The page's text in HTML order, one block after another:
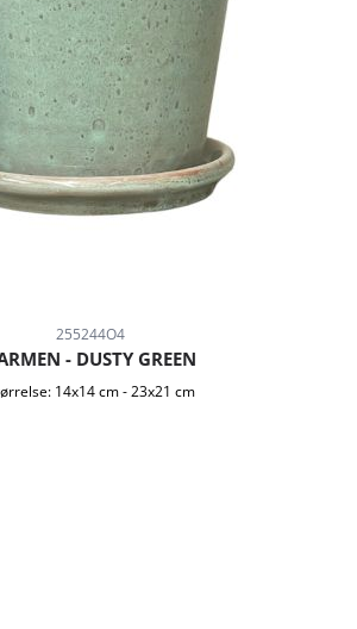
255244O4
- DUSTY GREEN
14x14 cm -23x21 cm